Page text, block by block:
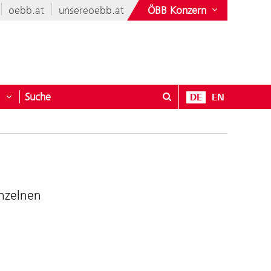
oebb.at unsereoebb.at ÖBB Konzern
& Mehrfür Geschäftspartner
Untermenü öffnen für Kontakt
Suche DE EN